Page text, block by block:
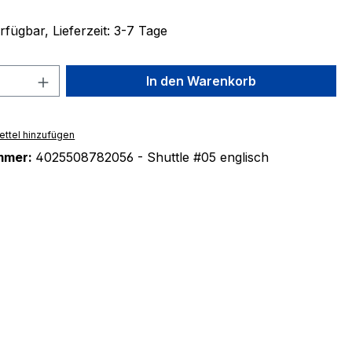
Lieferzeit: 3-7 Tage
Anzahl: Gib den gewünschten Wert
In den Warenkorb
hinzufügen
4025508782056 - Shuttle #05 englisch